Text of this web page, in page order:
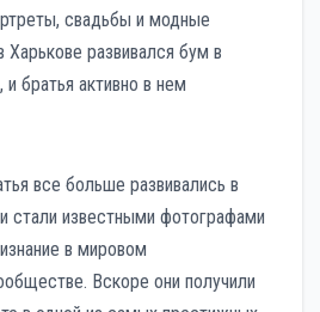
свадьбы и модные
развивался бум в
братья активно в нем
все больше развивались в
стали известными фотографами
в мировом
Вскоре они получили